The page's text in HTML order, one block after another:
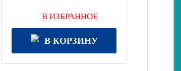
В ИЗБРАННОЕ
В КОРЗИНУ